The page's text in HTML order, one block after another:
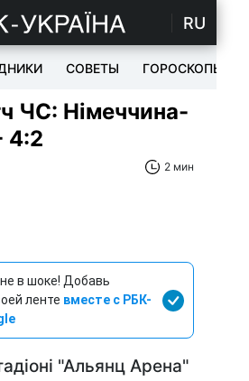
RU
СОВЕТЫ ГОРОСКОПЫ
ЧС: Німеччина-
4:2
2 мин
в шоке! Добавь
ленте вместе с РБК-
"Альянц Арена"